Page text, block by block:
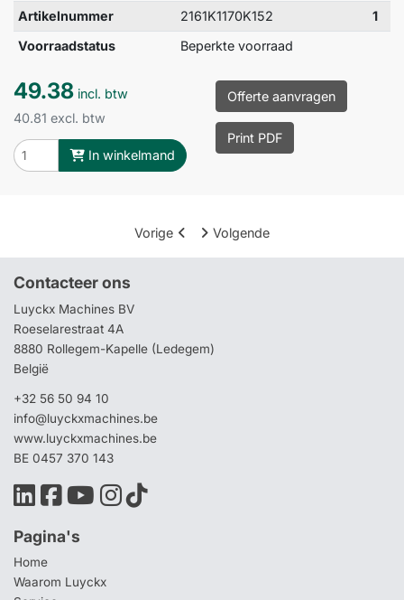
Artikelnummer 2161K1170K152
1
Voorraadstatus
Beperkte voorraad
49.38 incl. btw
40.81 excl. btw
In winkelmand
Offerte aanvragen
Print PDF
Vorige Volgende
Contacteer ons
Luyckx Machines BV
Roeselarestraat 4A
8880 Rollegem-Kapelle (Ledegem)
België
+32 56 50 94 10
info@luyckxmachines.be
www.luyckxmachines.be
BE 0457 370 143
Pagina's
Home
Waarom Luyckx